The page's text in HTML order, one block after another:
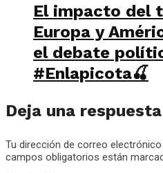
El impacto del
Europa y
el debate
#Enlapicota🍒
Deja una respuesta
Tu dirección de correo
campos obligatorios están